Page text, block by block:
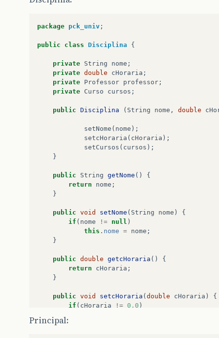
// atualiza quantidade de
if
disciplina
disciplina
}
}
public boolean VerificaDisciplina
cont ++
true
false
}
package pck_univ ;
public class Disciplina {
private String nome ;
private double cHoraria ;
private Professor professor ;
private Curso cursos ;
public Disciplina ( String nome , double
setNome ( nome );
setcHoraria ( cHoraria );
setCursos ( cursos );
}
public String getNome ()
{
return
nome ;
}
public void setNome ( String nome )
{
if ( nome != null )
this . nome = nome ;
}
public double getcHoraria ()
{
return
cHoraria ;
}
public void setcHoraria ( double cHoraria )
{
if ( cHoraria != 0.0 )
}
Principal: